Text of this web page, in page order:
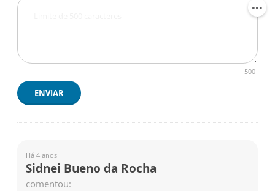
500
ENVIAR
Há 4 anos
Sidnei Bueno da Rocha
comentou: